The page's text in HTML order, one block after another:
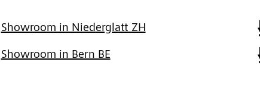
Showroom in Niederglatt ZH
Showroom in Bern BE